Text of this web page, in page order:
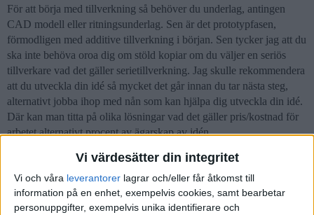
Vi värdesätter din integritet
Vi och våra leverantorer lagrar och/eller får åtkomst till
information på en enhet, exempelvis cookies, samt bearbetar
personuppgifter, exempelvis unika identifierare och
För att börja med tillverkning så behöver du underlag, antingen
CAD modell eller ritningsunderlag. Sen är det prototypfasen,
förmodligen med additive tillverkning i början. Sen tycker jag att du
ska inte behöva oroa dig om stöld kopiar om du väljer en seriös
tillverkare vad det gäller serietillverkning. Jag skulle rekommendera
att du utveckla din idé så mycket det går innan du tar nästa steg,
alternativt jobba ihop med nån som kan hjälpa dig utveckla din idé.
Där kan man titta på olika lösningar vad det gäller pris/kostnad för
arbetet alternativt procent av ägarskap av idén.
JennyL 10 Februari 2024 11:13
7